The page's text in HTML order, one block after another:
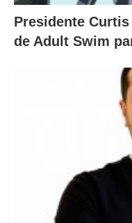
Presidente
de Adult Swim